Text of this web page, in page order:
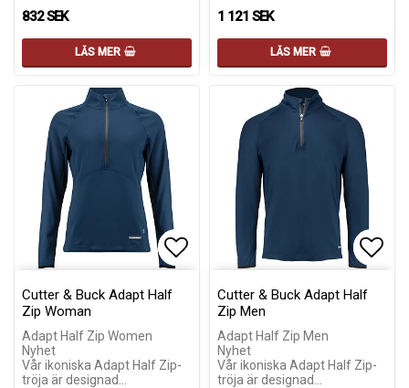
832 SEK
LÄS MER
1 121 SEK
LÄS MER
Lägg till i favoritlistan
Lägg till i favoritlistan
Cutter & Buck Adapt Half
Zip Woman
Adapt Half Zip Women
Nyhet
Vår ikoniska Adapt Half Zip-
tröja är designad…
Cutter & Buck Adapt Half
Zip Men
Adapt Half Zip Men
Nyhet
Vår ikoniska Adapt Half Zip-
tröja är designad…